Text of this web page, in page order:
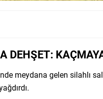
DEHŞET:
meydana gelen silahlı